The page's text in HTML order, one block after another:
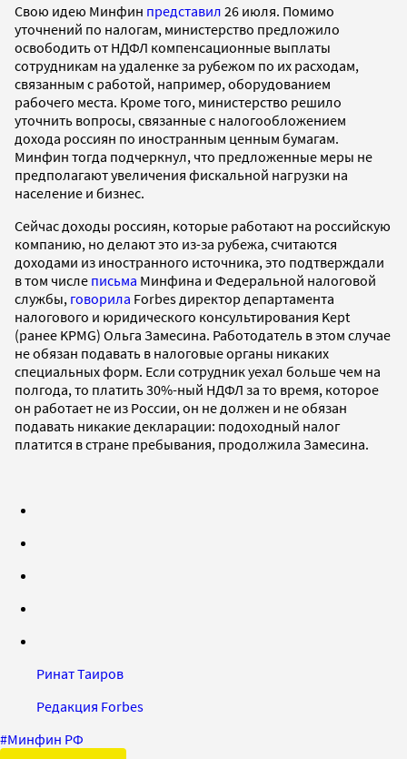
Свою идею Минфин представил 26 июля. Помимо
уточнений по налогам, министерство предложило
освободить от НДФЛ компенсационные выплаты
сотрудникам на удаленке за рубежом по их расходам,
связанным с работой, например, оборудованием
рабочего места. Кроме того, министерство решило
уточнить вопросы, связанные с налогообложением
дохода россиян по иностранным ценным бумагам.
Минфин тогда подчеркнул, что предложенные меры не
предполагают увеличения фискальной нагрузки на
население и бизнес.
Сейчас доходы россиян, которые работают на российскую
компанию, но делают это из-за рубежа, считаются
доходами из иностранного источника, это подтверждали
в том числе письма Минфина и Федеральной налоговой
службы, говорила Forbes директор департамента
налогового и юридического консультирования Kept
(ранее KPMG) Ольга Замесина. Работодатель в этом случае
не обязан подавать в налоговые органы никаких
специальных форм. Если сотрудник уехал больше чем на
полгода, то платить 30%-ный НДФЛ за то время, которое
он работает не из России, он не должен и не обязан
подавать никакие декларации: подоходный налог
платится в стране пребывания, продолжила Замесина.
Ринат Таиров
Редакция Forbes
#Минфин РФ